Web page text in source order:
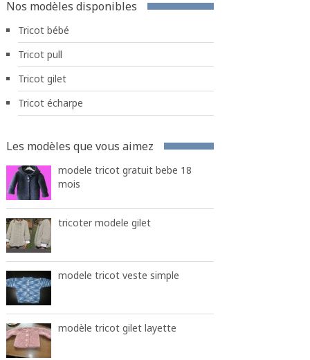
Nos modèles disponibles
Tricot bébé
Tricot pull
Tricot gilet
Tricot écharpe
Les modèles que vous aimez
modele tricot gratuit bebe 18
mois
tricoter modele gilet
modele tricot veste simple
modèle tricot gilet layette